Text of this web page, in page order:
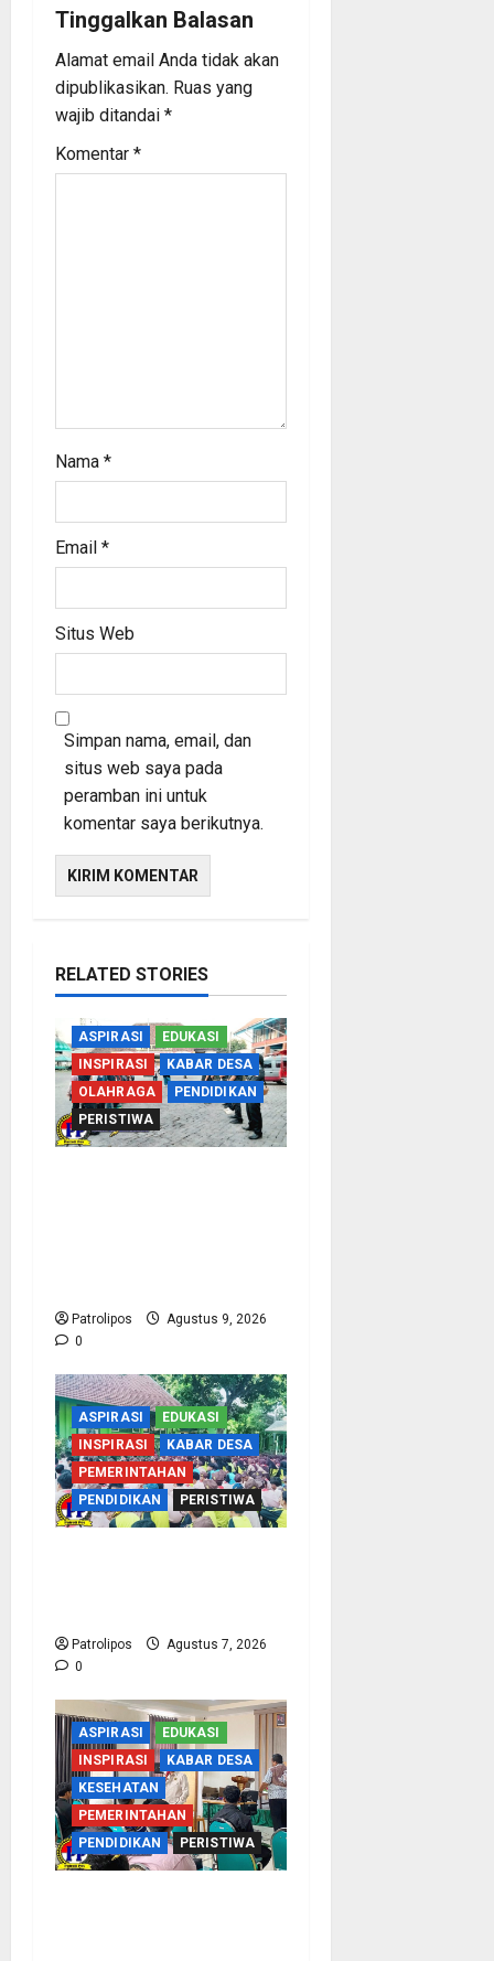
a
t
i
o
Tinggalkan Balasan
Alamat email Anda tidak akan
dipublikasikan. Ruas yang
wajib ditandai *
Komentar *
Nama *
Email *
Situs Web
Simpan nama, email, dan
situs web saya pada
peramban ini untuk
komentar saya berikutnya.
RELATED STORIES
ASPIRASI
EDUKASI
INSPIRASI
KABAR DESA
OLAHRAGA
PENDIDIKAN
PERISTIWA
Patrolipos
Agustus 9, 2026
0
ASPIRASI
EDUKASI
INSPIRASI
KABAR DESA
PEMERINTAHAN
PENDIDIKAN
PERISTIWA
Patrolipos
Agustus 7, 2026
0
ASPIRASI
EDUKASI
INSPIRASI
KABAR DESA
KESEHATAN
PEMERINTAHAN
PENDIDIKAN
PERISTIWA